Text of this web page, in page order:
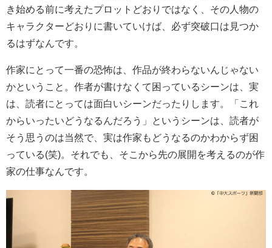
き始める前に考えたプロットどおりではなく、その人物の
キャラクターどおりに書いていけば、必ず突破口は見つか
るはずなんです。
作家にとって一番の恐怖は、作品が終わらないんじゃない
かということ。作者が書けなくて困っているシーンは、実
は、読者にとっては面白いシーンだったりします。「これ
からいったいどうなるんだろう」というシーンは、読者が
そう思うのは当然で、実は作家もどうなるのかわからず困
っている(笑)。それでも、そこから先の展開を考えるのが作
家の仕事なんです。